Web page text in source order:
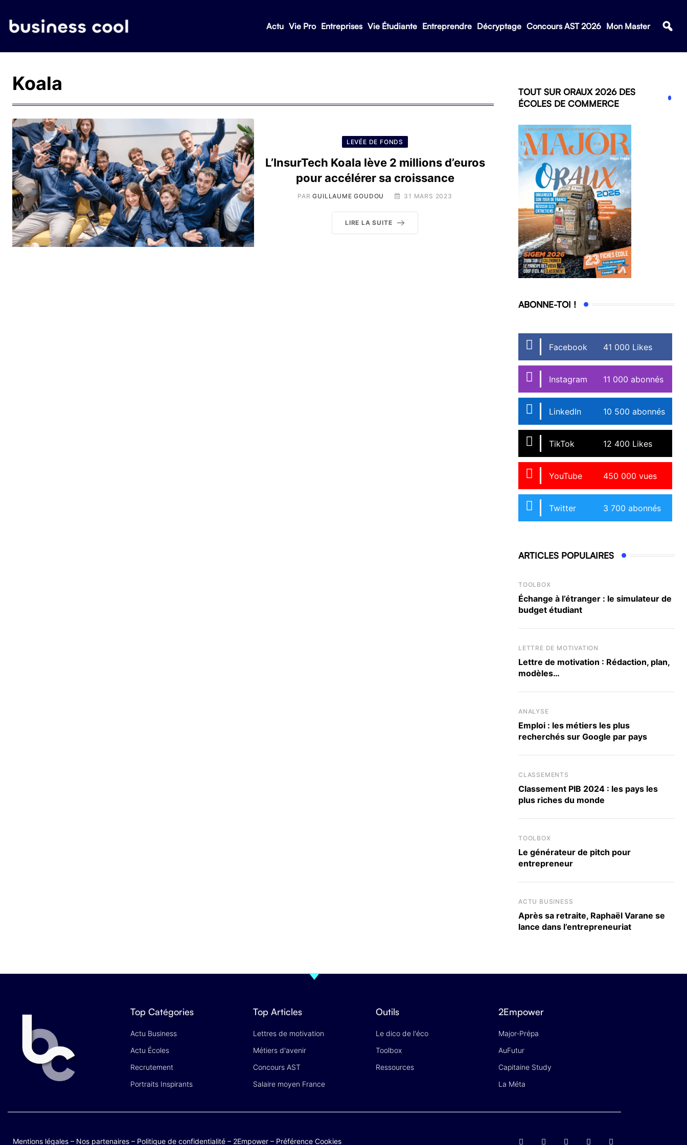
Actu Vie Pro Entreprises Vie Étudiante Entreprendre Décryptage Concours AST 2026 Mon Master
Koala
LEVÉE DE FONDS
L’InsurTech Koala lève 2 millions d’euros
pour accélérer sa croissance
PARGUILLAUME GOUDOU 31 MARS 2023
LIRE LA SUITE
TOUT SUR ORAUX 2026 DES
ÉCOLES DE COMMERCE
ABONNE-TOI !
Facebook 41 000 Likes
Instagram 11 000 abonnés
LinkedIn 10 500 abonnés
TikTok 12 400 Likes
YouTube 450 000 vues
Twitter 3 700 abonnés
ARTICLES POPULAIRES
TOOLBOX
Échange à l’étranger : le simulateur de
budget étudiant
LETTRE DE MOTIVATION
Lettre de motivation : Rédaction, plan,
modèles…
ANALYSE
Emploi : les métiers les plus
recherchés sur Google par pays
CLASSEMENTS
Classement PIB 2024 : les pays les
plus riches du monde
TOOLBOX
Le générateur de pitch pour
entrepreneur
ACTU BUSINESS
Après sa retraite, Raphaël Varane se
lance dans l’entrepreneuriat
Top Catégories
Actu Business
Actu Écoles
Recrutement
Portraits Inspirants
Top Articles
Lettres de motivation
Métiers d'avenir
Concours AST
Salaire moyen France
Outils
Le dico de l'éco
Toolbox
Ressources
2Empower
Major-Prépa
AuFutur
Capitaine Study
La Méta
Mentions légales – Nos partenaires – Politique de confidentialité – 2Empower – Préférence Cookies